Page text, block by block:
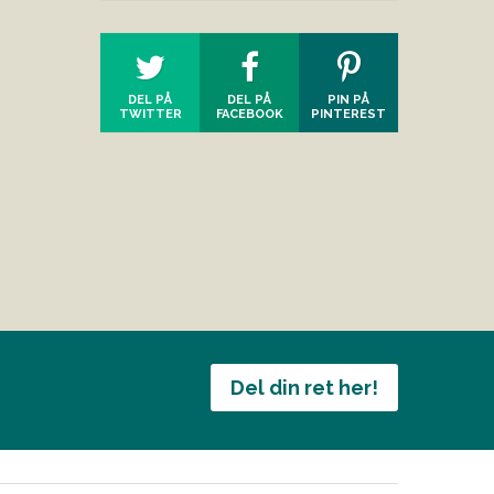
DEL PÅ
TWITTER
DEL PÅ
FACEBOOK
PIN PÅ
PINTEREST
Del din ret her!